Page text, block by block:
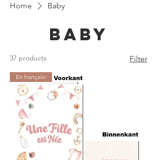
Home Baby
Baby
37 products Filter
En français!